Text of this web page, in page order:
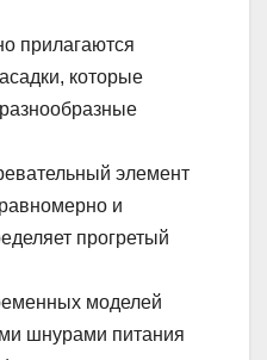
прилагаются
которые
элемент
и
прогретый
моделей
шнурами питания